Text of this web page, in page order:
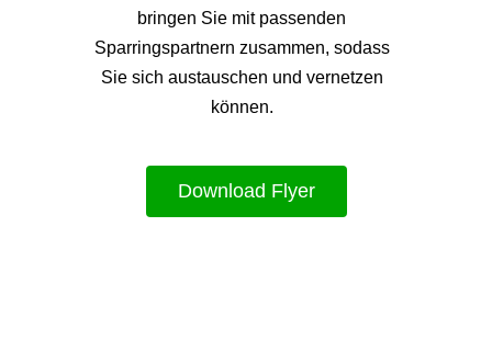
bringen Sie mit passenden
Sparringspartnern zusammen, sodass
Sie sich austauschen und vernetzen
können.
Download Flyer